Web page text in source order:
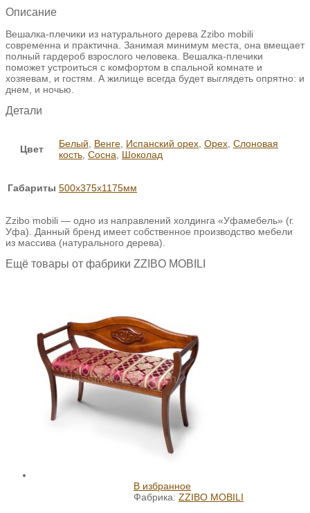
Описание
Вешалка-плечики из натурального дерева Zzibo mobili
современна и практична. Занимая минимум места, она вмещает
полный гардероб взрослого человека. Вешалка-плечики
поможет устроиться с комфортом в спальной комнате и
хозяевам, и гостям. А жилище всегда будет выглядеть опрятно: и
днем, и ночью.
Детали
Цвет Белый, Венге, Испанский орех, Орех, Слоновая
кость, Сосна, Шоколад
Габариты 500х375х1175мм
Zzibo mobili — одно из направлений холдинга «Уфамебель» (г.
Уфа). Данный бренд имеет собственное производство мебели
из массива (натурального дерева).
Ещё товары от фабрики ZZIBO MOBILI
В избранное
Фабрика: ZZIBO MOBILI